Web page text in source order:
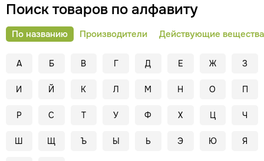
Поиск товаров по алфавиту
По названию Производители Действующие вещества
А Б В Г Д Е Ж З
И Й К Л М Н О П
Р С Т У Ф Х Ц Ч
Ш Щ Ъ Ы Ь Э Ю Я